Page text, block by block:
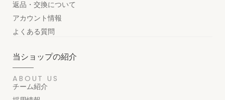
返品・交換について
アカウント情報
よくある質問
当ショップの紹介
ABOUT US
チーム紹介